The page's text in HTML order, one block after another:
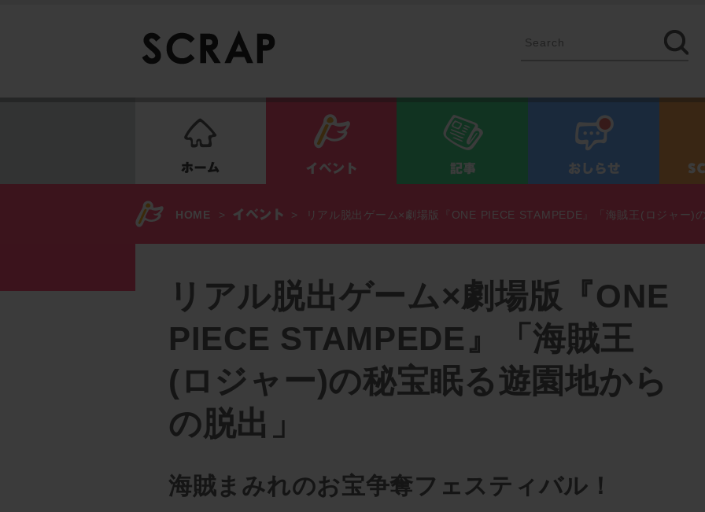
HOME > > リアル脱出ゲーム×劇場版『ONE PIECE STAMPEDE』「海賊王(ロジャー)
リアル脱出ゲーム×劇場版『ONE
PIECE STAMPEDE』「海賊王
(ロジャー)の秘宝眠る遊園地から
の脱出」
海賊まみれのお宝争奪フェスティバル！